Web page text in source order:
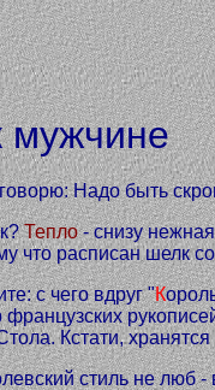
мужчине
Надо быть
Тепло- снизу
что расписан шелк
с чего вдруг "К
Кстати,
стиль не люб